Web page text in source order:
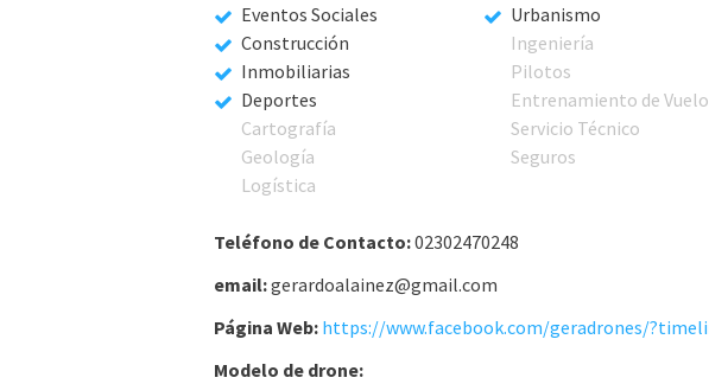
Eventos Sociales
Construcción
Inmobiliarias
Deportes
Cartografía
Geología
Logística
Urbanismo
Ingeniería
Pilotos
Entrenamiento de Vuelo
Servicio Técnico
Seguros
Teléfono de Contacto:02302470248
email:gerardoalainez@gmail.com
Página Web:
Modelo de drone: